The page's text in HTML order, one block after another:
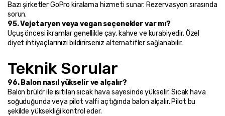
Bazı şirketler GoPro kiralama hizmeti sunar. Rezervasyon sırasında
sorun.
95. Vejetaryen veya vegan seçenekler var mı?
Uçuş öncesi ikramlar genellikle çay, kahve ve kurabiyedir. Özel
diyet ihtiyaçlarınızı bildirirseniz alternatifler sağlanabilir.
Teknik Sorular
96. Balon nasıl yükselir ve alçalır?
Balon brülör ile ısıtılan sıcak hava sayesinde yükselir. Sıcak hava
soğuduğunda veya pilot valfi açtığında balon alçalır. Pilot bu
şekilde yüksekliği kontrol eder.